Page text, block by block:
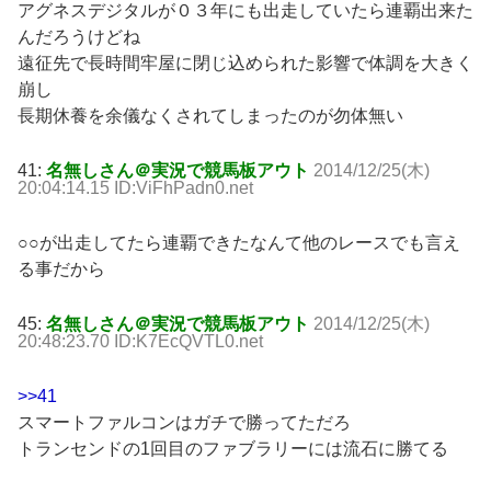
アグネスデジタルが０３年にも出走していたら連覇出来た
んだろうけどね
遠征先で長時間牢屋に閉じ込められた影響で体調を大きく
崩し
長期休養を余儀なくされてしまったのが勿体無い
41: 名無しさん＠実況で競馬板アウト 2014/12/25(木)
20:04:14.15 ID:ViFhPadn0.net
○○が出走してたら連覇できたなんて他のレースでも言え
る事だから
45: 名無しさん＠実況で競馬板アウト 2014/12/25(木)
20:48:23.70 ID:K7EcQVTL0.net
>>41
スマートファルコンはガチで勝ってただろ
トランセンドの1回目のファブラリーには流石に勝てる